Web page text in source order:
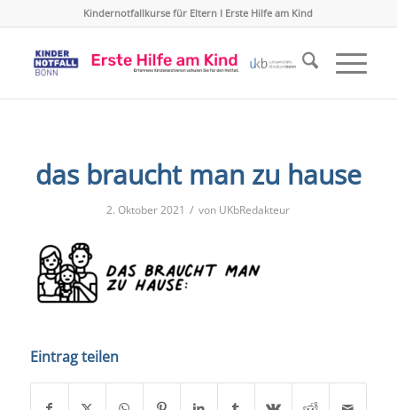
Kindernotfallkurse für Eltern I Erste Hilfe am Kind
das braucht man zu hause
2. Oktober 2021 / von UKbRedakteur
Eintrag teilen